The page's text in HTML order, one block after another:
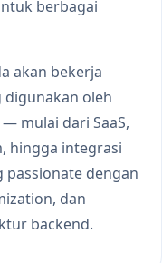
berbagai
akan bekerja
digunakan oleh
mulai dari SaaS,
hingga integrasi
passionate dengan
dan
backend.